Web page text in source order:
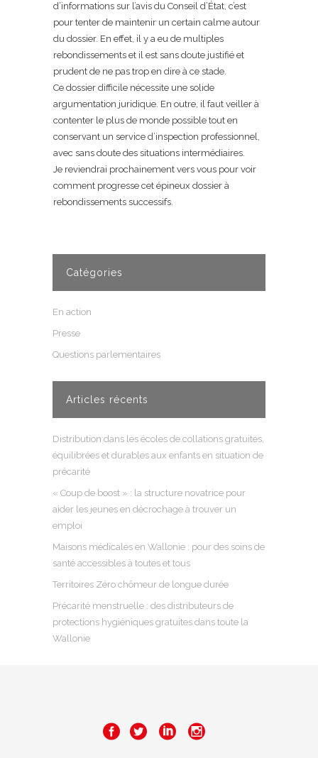
d’informations sur l’avis du Conseil d’État, c’est
pour tenter de maintenir un certain calme autour
du dossier. En effet, il y a eu de multiples
rebondissements et il est sans doute justifié et
prudent de ne pas trop en dire à ce stade.
Ce dossier difficile nécessite une solide
argumentation juridique. En outre, il faut veiller à
contenter le plus de monde possible tout en
conservant un service d’inspection professionnel,
avec sans doute des situations intermédiaires.
Je reviendrai prochainement vers vous pour voir
comment progresse cet épineux dossier à
rebondissements successifs.
Catégories
En action
Presse
Questions parlementaires
Articles récents
Distribution dans les écoles de collations gratuites,
équilibrées et durables aux enfants en situation de
précarité
« Coup de boost » : la structure novatrice pour
aider les jeunes en décrochage à trouver un
emploi
Maisons médicales en Wallonie : pour des soins de
santé accessibles à toutes et tous
Territoires Zéro chômeur de longue durée
Précarité menstruelle : des distributeurs de
protections hygiéniques gratuites dans toute la
Wallonie